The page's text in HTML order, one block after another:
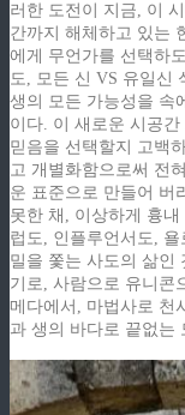
러한 도전이 지금, 이
간까지 해체하고 있는
에게 무언가를 선택하
도, 모든 신 VS 유일신
생의 모든 가능성을 속
이다. 이 새로운 시공
믿음을 선택할지 고백
고 개별화함으로써 전
운 표준으로 만들어 버
못한 채, 이상하게 흉
럽도, 인플루언서도,
밀을 쫓는 사도의 삶인
기로, 사람으로 유니콘
메다에서, 마법사로 천
과 생의 바다로 끝없는